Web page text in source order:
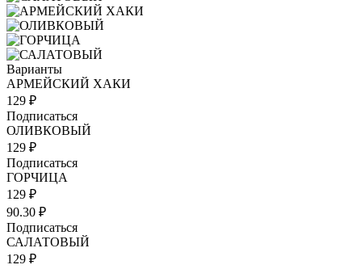
Варианты
АРМЕЙСКИЙ ХАКИ
129 ₽
Подписаться
ОЛИВКОВЫЙ
129 ₽
Подписаться
ГОРЧИЦА
129 ₽
90.30 ₽
Подписаться
САЛАТОВЫЙ
129 ₽